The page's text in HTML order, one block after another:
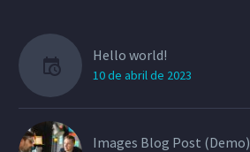
Hello world!
10 de abril de 2023
Images Blog Post (Demo)